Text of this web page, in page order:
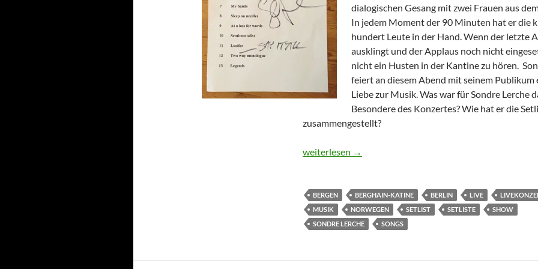
dialogischen Gesang mit zwei Frauen aus
In jedem Moment der 90 Minuten hat er die
hundert Leute in der Hand. Wenn der letzte
ausklingt und der Applaus noch nicht
nicht ein Husten in der Kantine zu hören.
feiert an diesem Abend mit seinem Publikum
Liebe zur Musik. Was war für Sondre Lerche
Besondere des Konzertes? Wie hat er die
zusammengestellt?
Encore – Setlisten: Sondre Lerche, Berghain-Katine, 3.
weiterlesen →
BERGEN BERGHAIN-KATINE BERLIN LIVE
MUSIK
NORWEGEN SETLIST SETLISTE
SHOW
SONDRE LERCHE
SONGS